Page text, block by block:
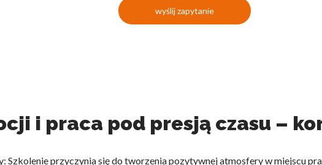
wyślij zapytanie
i praca pod presją czasu –
Szkolenie przyczynia się do tworzenia pozytywnej atmosfery w miejscu